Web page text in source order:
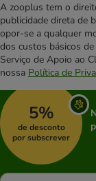
A zooplus tem o
publicidade direta de
opor-se a qualquer
dos custos básicos
Serviço de Apoio ao
nossa Política de
5%
de desconto
por subscrever